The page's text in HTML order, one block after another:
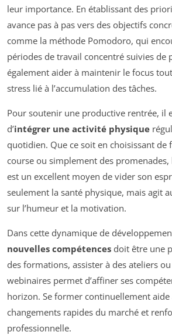
leur importance. En établissant des
avance pas à pas vers des objectifs
comme la méthode Pomodoro, qui
périodes de travail concentré suivies de
également aider à maintenir le focus
stress lié à l’accumulation des tâches.
Pour soutenir une productive rentrée, il
d’intégrer une activité physique
quotidien. Que ce soit en choisissant de
course ou simplement des promenades,
est un excellent moyen de vider son
seulement la santé physique, mais agit
sur l’humeur et la motivation.
Dans cette dynamique de
nouvelles compétences doit être une
des formations, assister à des ateliers
webinaires permet d’affiner ses
horizon. Se former continuellement aide
changements rapides du marché et
professionnelle.